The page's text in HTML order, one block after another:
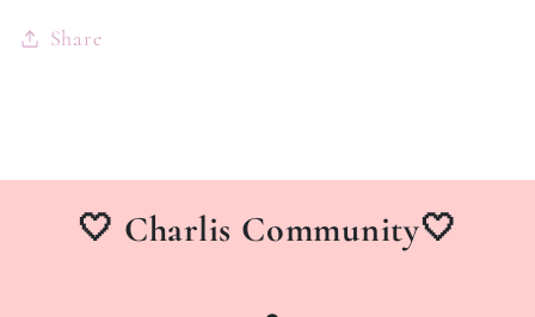
Share
🤍 Charlis Community🤍